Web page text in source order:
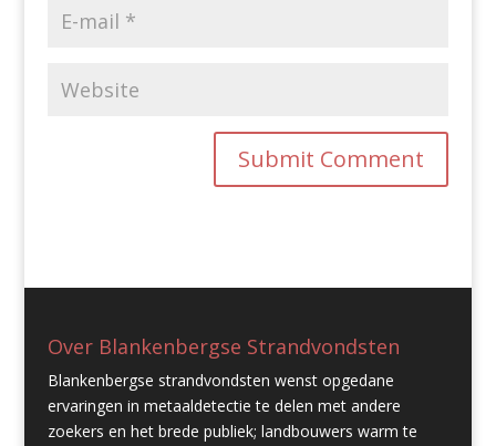
Over Blankenbergse Strandvondsten
Blankenbergse strandvondsten wenst opgedane
ervaringen in metaaldetectie te delen met andere
zoekers en het brede publiek; landbouwers warm te